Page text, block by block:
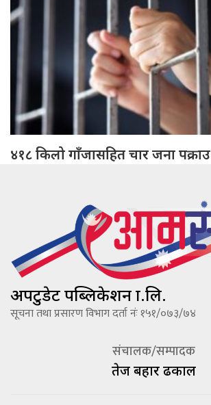
४१८ किलो गाँजासहित चार जना पक्राउ
अपटुडेट पब्लिकेशन प्रा.लि.
सूचना तथा प्रसारण विभाग दर्ता नंः १५१/०७३/७४
संचालक/सम्पादक
तेज बहादूर ढकाल